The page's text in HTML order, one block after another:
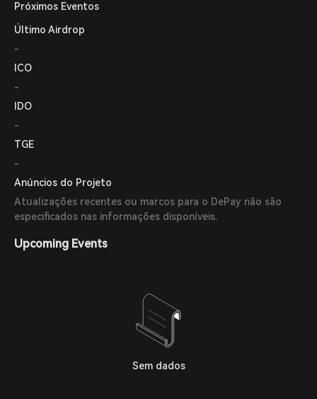
Próximos Eventos
Último Airdrop
-
ICO
-
IDO
-
TGE
-
Anúncios do Projeto
Atualizações recentes ou marcos para o DePay não são
especificados nas informações disponíveis.
Upcoming Events
Sem dados